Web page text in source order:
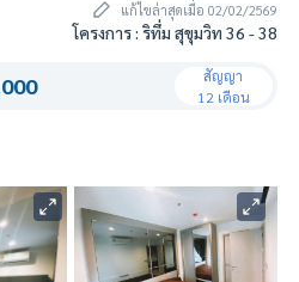
แก้ไขล่าสุดเมื่อ 02/02/2569
โครงการ : ริทึ่ม สุขุมวิท 36 - 38
สัญญา
12 เดือน